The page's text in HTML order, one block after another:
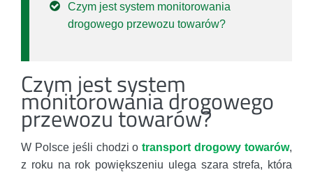
Czym jest system monitorowania
drogowego przewozu towarów?
Czym jest system
monitorowania drogowego
przewozu towarów?
W Polsce jeśli chodzi otransport drogowy towarów,
z roku na rok powiększeniu ulega szara strefa, która